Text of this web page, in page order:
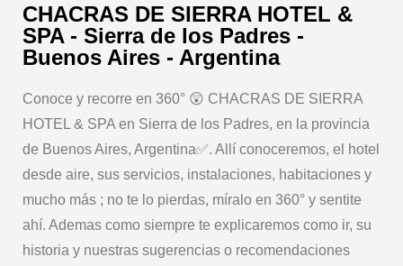
CHACRAS DE SIERRA HOTEL &
SPA - Sierra de los Padres -
Buenos Aires - Argentina
Conoce y recorre en 360° 😲 CHACRAS DE SIERRA
HOTEL & SPA en Sierra de los Padres, en la provincia
de Buenos Aires, Argentina✅. Allí conoceremos, el hotel
desde aire, sus servicios, instalaciones, habitaciones y
mucho más ; no te lo pierdas, míralo en 360° y sentite
ahí. Ademas como siempre te explicaremos como ir, su
historia y nuestras sugerencias o recomendaciones